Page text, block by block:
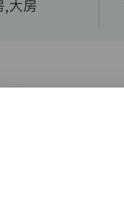
,大房
,到診醫生,